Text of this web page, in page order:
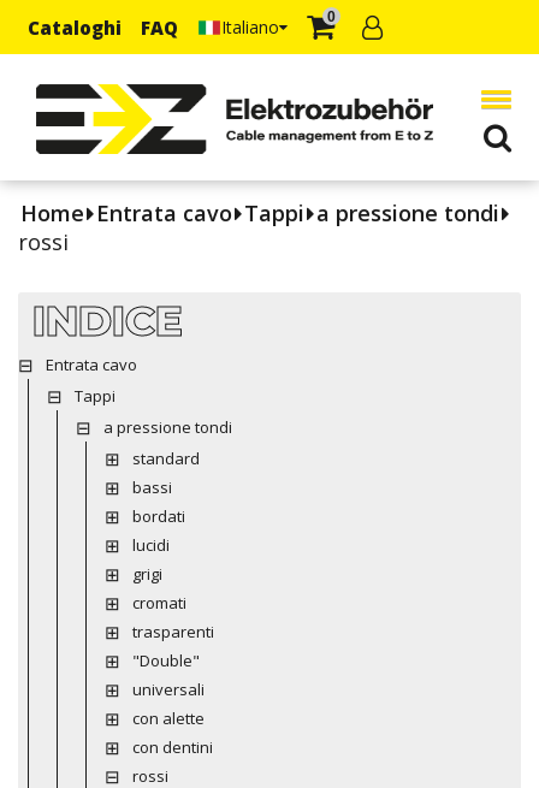
Cataloghi FAQ Italiano 0
Home Entrata cavo Tappi a pressione tondi
rossi
INDICE
Entrata cavo
Tappi
a pressione tondi
standard
bassi
bordati
lucidi
grigi
cromati
trasparenti
"Double"
universali
con alette
con dentini
rossi